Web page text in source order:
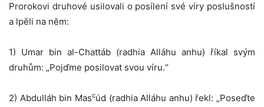
Prorokovi druhové usilovali o posílení své víry poslušností
a lpěli na něm:
1) Umar bin al-Chattáb (radhia Alláhu anhu) říkal svým
druhům: „Pojďme posilovat svou víru.“
2) Abdulláh bin Mascúd (radhia Alláhu anhu) řekl: „Poseďte